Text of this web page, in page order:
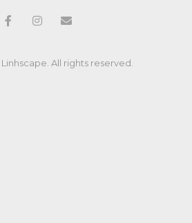
Linhscape. All rights reserved.